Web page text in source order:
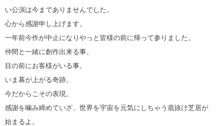
い公演は今までありませんでした。
心から感謝申し上げます。
一年前今作が中止になりやっと皆様の前に帰って参りました。
仲間と一緒に創作出来る事。
目の前にお客様がいる事。
いま幕が上がる奇跡。
今だからこその表現。
感謝を噛み締めていざ、世界を宇宙を元気にしちゃう底抜け芝居が
始まるよ。